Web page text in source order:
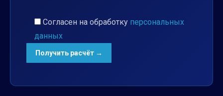
Согласен на обработку персональных
данных